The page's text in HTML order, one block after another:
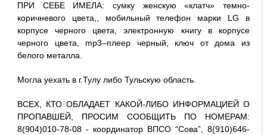
ПРИ СЕБЕ ИМЕЛА: сумку женскую «клатч» темно-
коричневого цвета,, мобильный телефон марки LG в
корпусе черного цвета, электронную книгу в корпусе
черного цвета, mp3–плеер черный, ключ от дома из
белого металла.
Могла уехать в г.Тулу либо Тульскую область.
ВСЕХ, КТО ОБЛАДАЕТ КАКОЙ-ЛИБО ИНФОРМАЦИЕЙ О
ПРОПАВШЕЙ, ПРОСИМ СООБЩИТЬ ПО НОМЕРАМ:
8(904)010-78-08 - координатор ВПСО “Сова”, 8(910)646-